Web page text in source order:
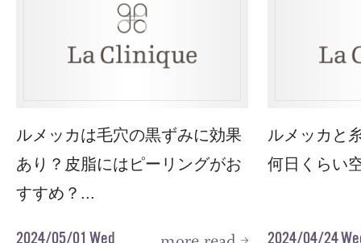
ルメッカは毛穴の黒ずみに効果
あり？皮脂にはピーリングがお
すすめ？...
more read
ルメッカと
何日くらい